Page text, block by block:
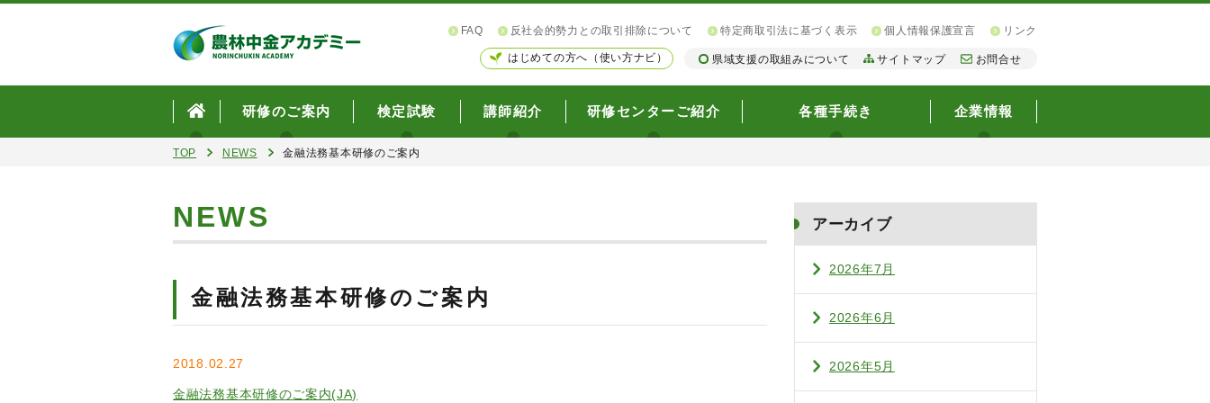
FAQ 反社会的勢力との取引排除について 特定商取引法に基づく表示 個人情報保護宣言 リンク
はじめての方へ（使い方ナビ） 県域支援の取組みについて サイトマップ お問合せ
研修のご案内 検定試験 講師紹介 研修センターご紹介 各種手続き 企業情報
TOP NEWS 金融法務基本研修のご案内
NEWS
金融法務基本研修のご案内
2018.02.27
金融法務基本研修のご案内(JA)
アーカイブ
2026年7月
2026年6月
2026年5月